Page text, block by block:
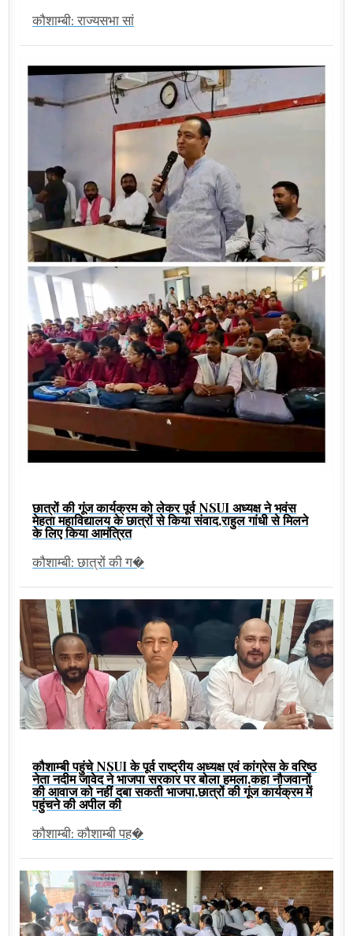
कौशाम्बी: राज्यसभा सां
छात्रों की गूंज कार्यक्रम को लेकर पूर्व NSUI अध्यक्ष ने भवंस
मेहता महाविद्यालय के छात्रों से किया संवाद,राहुल गांधी से मिलने
के लिए किया आमंत्रित
कौशाम्बी: छात्रों की ग�
कौशाम्बी पहुंचे NSUI के पूर्व राष्ट्रीय अध्यक्ष एवं कांग्रेस के वरिष्ठ
नेता नदीम जावेद ने भाजपा सरकार पर बोला हमला,कहा नौजवानों
की आवाज को नहीं दबा सकती भाजपा,छात्रों की गूंज कार्यक्रम में
पहुंचने की अपील की
कौशाम्बी: कौशाम्बी पह�